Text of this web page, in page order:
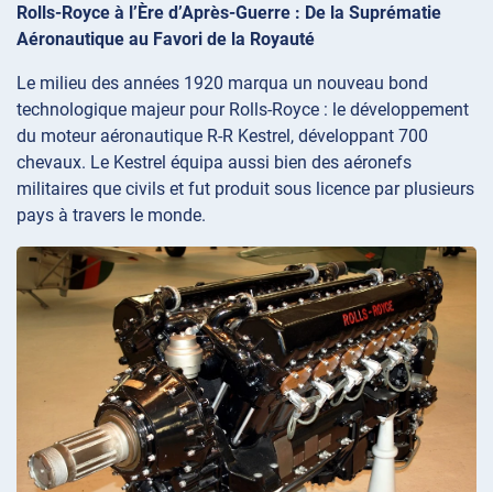
Rolls-Royce à l’Ère d’Après-Guerre : De la Suprématie
Aéronautique au Favori de la Royauté
Le milieu des années 1920 marqua un nouveau bond
technologique majeur pour Rolls-Royce : le développement
du moteur aéronautique R-R Kestrel, développant 700
chevaux. Le Kestrel équipa aussi bien des aéronefs
militaires que civils et fut produit sous licence par plusieurs
pays à travers le monde.